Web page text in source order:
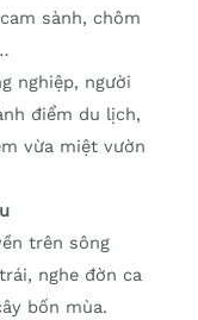
sành, chôm
nghiệp, người
điểm du lịch,
vừa miệt vườn
trên sông
nghe đờn ca
bốn mùa.